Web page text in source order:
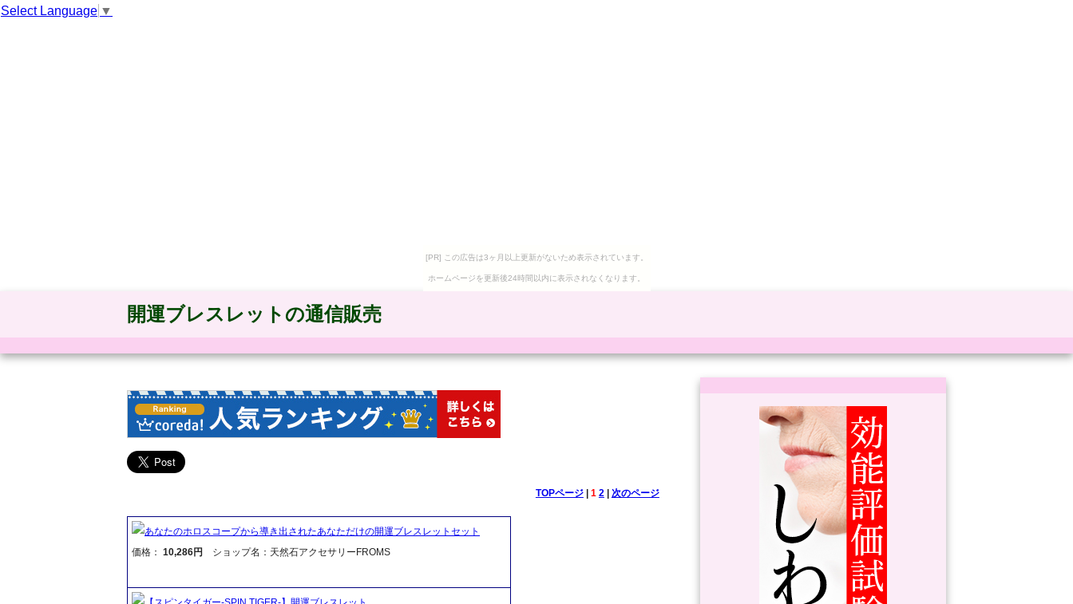
Select Language ▼
[PR] この広告は3ヶ月以上更新がないため表示されています。
ホームページを更新後24時間以内に表示されなくなります。
開運ブレスレットの通信販売
TOPページ| 1 2| 次のページ
あなたのホロスコープから導き出されたあなただけの開運ブレスレットセット
価格： 10,286円 ショップ名：天然石アクセサリーFROMS